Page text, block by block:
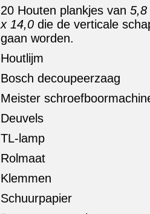
20 Houten plankjes van 5,8
x 14,0 die de verticale
gaan worden.
Houtlijm
Bosch decoupeerzaag
Meister
Deuvels
TL-lamp
Rolmaat
Klemmen
Schuurpapier